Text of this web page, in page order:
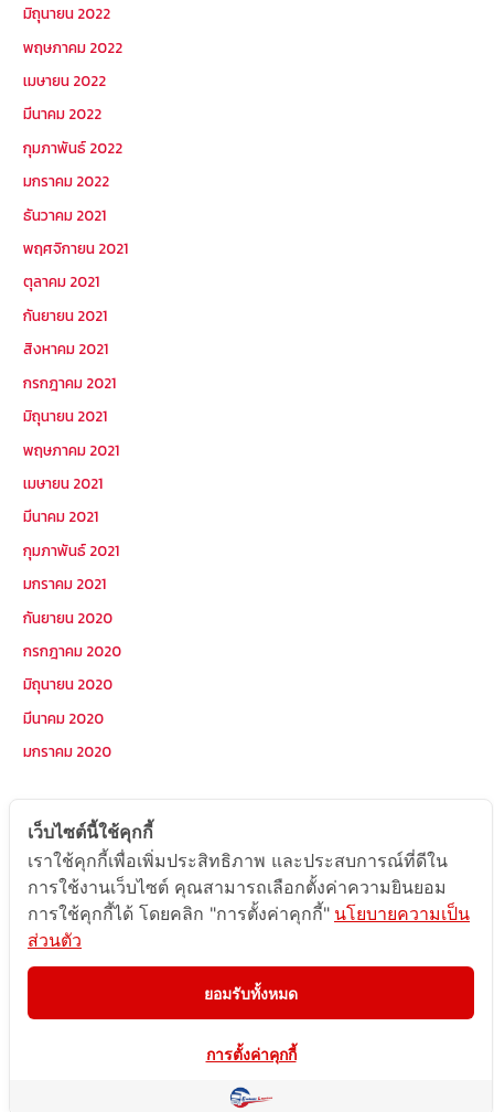
มิถุนายน 2022
พฤษภาคม 2022
เมษายน 2022
มีนาคม 2022
กุมภาพันธ์ 2022
มกราคม 2022
ธันวาคม 2021
พฤศจิกายน 2021
ตุลาคม 2021
กันยายน 2021
สิงหาคม 2021
กรกฎาคม 2021
มิถุนายน 2021
พฤษภาคม 2021
เมษายน 2021
มีนาคม 2021
กุมภาพันธ์ 2021
มกราคม 2021
กันยายน 2020
กรกฎาคม 2020
มิถุนายน 2020
มีนาคม 2020
มกราคม 2020
หมวดหมู่
Postcode
TOPKEYWORD
บริการรับส่งสินค้าไปกัมพูชา
ผลงานส่งสินค้าไปกัมพูชา
ส่งสินค้ากัมพูชา1Uncategorized
เว็บไซต์นี้ใช้คุกกี้
เราใช้คุกกี้เพื่อเพิ่มประสิทธิภาพ และประสบการณ์ที่ดีใน
การใช้งานเว็บไซต์ คุณสามารถเลือกตั้งค่าความยินยอม
การใช้คุกกี้ได้ โดยคลิก "การตั้งค่าคุกกี้" นโยบายความเป็น
ส่วนตัว
ยอมรับทั้งหมด
การตั้งค่าคุกกี้